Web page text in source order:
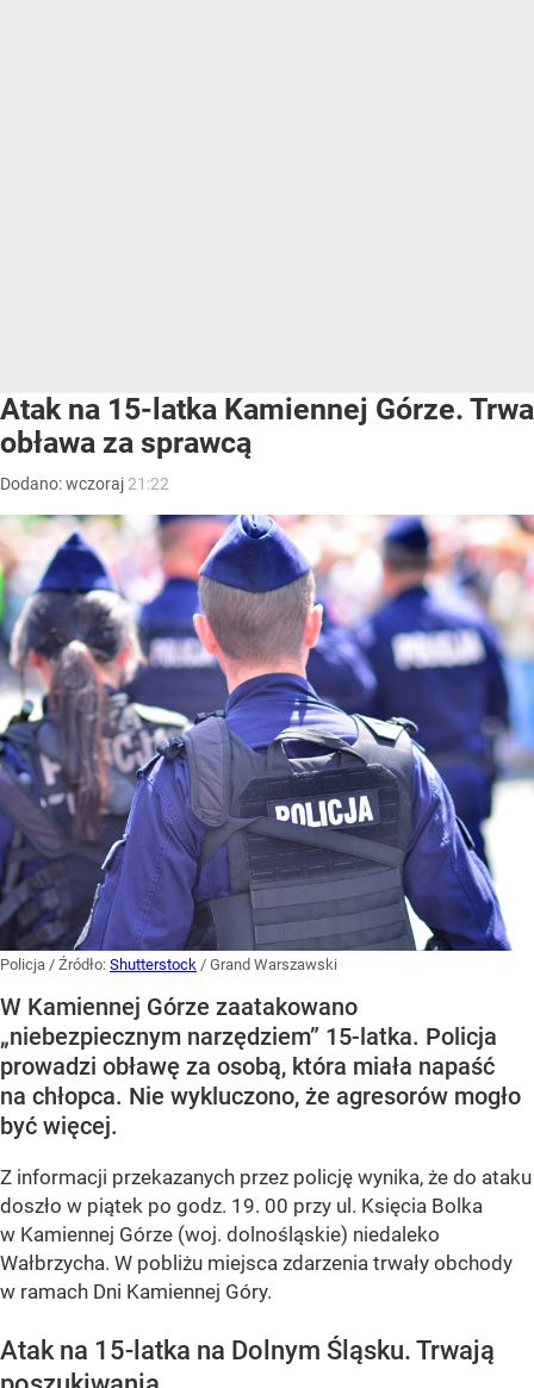
Atak na 15-latka Kamiennej Górze. Trwa
obława za sprawcą
Dodano:wczoraj 21:22
Policja / Źródło: Shutterstock / Grand Warszawski
W Kamiennej Górze zaatakowano
„niebezpiecznym narzędziem” 15-latka. Policja
prowadzi obławę za osobą, która miała napaść
na chłopca. Nie wykluczono, że agresorów mogło
być więcej.
Z informacji przekazanych przez policję wynika, że do ataku
doszło w piątek po godz. 19. 00 przy ul. Księcia Bolka
w Kamiennej Górze (woj. dolnośląskie) niedaleko
Wałbrzycha. W pobliżu miejsca zdarzenia trwały obchody
w ramach Dni Kamiennej Góry.
Atak na 15-latka na Dolnym Śląsku. Trwają